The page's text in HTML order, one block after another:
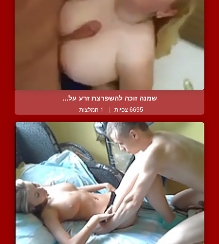
שמנה זוכה להשפרצת זרע על...
6695 צפיות | 1 המלצות